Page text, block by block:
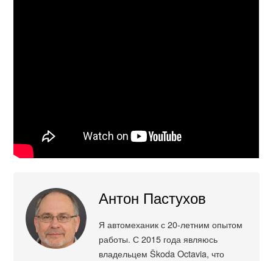
Антон Пастухов
Я автомеханик с 20-летним опытом
работы. С 2015 года являюсь
владельцем Škoda Octavia, что